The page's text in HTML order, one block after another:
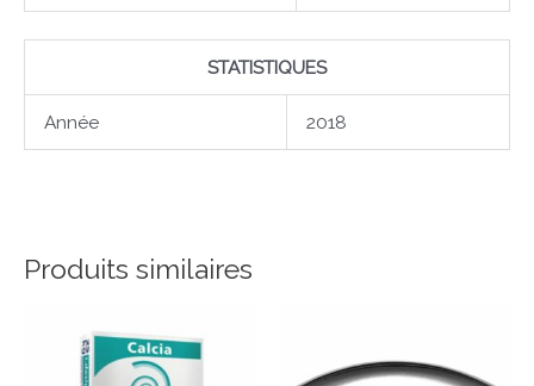
STATISTIQUES
Année 2018
Produits similaires